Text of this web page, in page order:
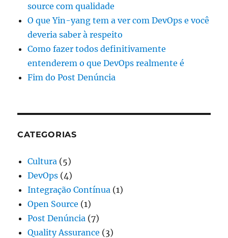
source com qualidade
O que Yin-yang tem a ver com DevOps e você
deveria saber à respeito
Como fazer todos definitivamente
entenderem o que DevOps realmente é
Fim do Post Denúncia
CATEGORIAS
Cultura (5)
DevOps (4)
Integração Contínua (1)
Open Source (1)
Post Denúncia (7)
Quality Assurance (3)